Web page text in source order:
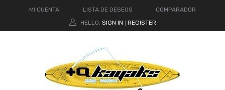
MI CUENTA LISTA DE DESEOS
COMPARADOR
HELLO. SIGN IN REGISTER